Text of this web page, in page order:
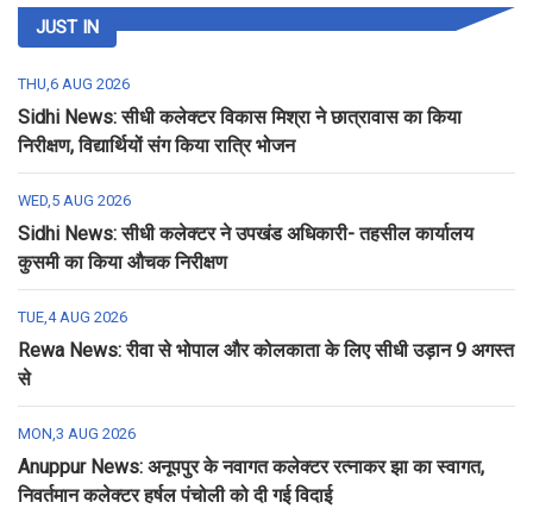
JUST IN
THU,6 AUG 2026
Sidhi News: सीधी कलेक्टर विकास मिश्रा ने छात्रावास का किया
निरीक्षण, विद्यार्थियों संग किया रात्रि भोजन
WED,5 AUG 2026
Sidhi News: सीधी कलेक्टर ने उपखंड अधिकारी- तहसील कार्यालय
कुसमी का किया औचक निरीक्षण
TUE,4 AUG 2026
Rewa News: रीवा से भोपाल और कोलकाता के लिए सीधी उड़ान 9 अगस्त
से
MON,3 AUG 2026
Anuppur News: अनूपपुर के नवागत कलेक्टर रत्नाकर झा का स्वागत,
निवर्तमान कलेक्टर हर्षल पंचोली को दी गई विदाई